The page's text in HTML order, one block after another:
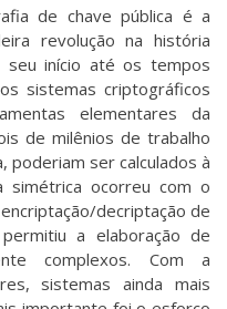
de chave pública é a
revolução na história
início até os tempos
sistemas criptográficos
elementares da
de milênios de trabalho
poderiam ser calculados à
simétrica ocorreu com o
decriptação de
a elaboração de
complexos. Com a
sistemas ainda mais